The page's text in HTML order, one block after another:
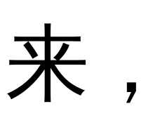
来